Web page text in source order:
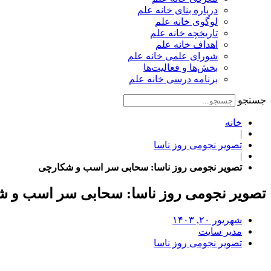
درباره بنای خانه علم
لوگوی خانه علم
تاریخچه خانه علم
اهداف خانه علم
شورای علمی خانه علم
بخش‌ها و فعالیت‌ها
برنامه درسی خانه علم
جستجو
خانه
|
تصویر نجومی روز ناسا
|
تصویر نجومی روز ناسا: سحابی سر اسب و شکارچی
تصویر نجومی روز ناسا: سحابی سر اسب و
شهریور ۲۰, ۱۴۰۳
مدیر سایت
تصویر نجومی روز ناسا